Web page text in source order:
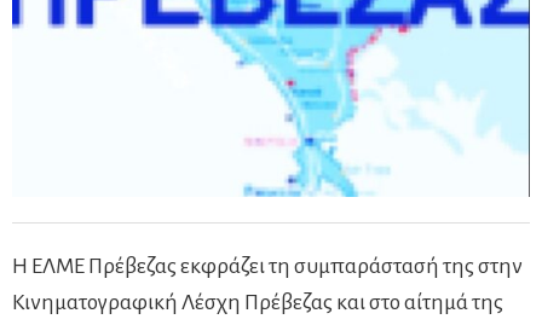
Η ΕΛΜΕ Πρέβεζας εκφράζει τη συμπαράστασή της στην
Κινηματογραφική Λέσχη Πρέβεζας και στο αίτημά της